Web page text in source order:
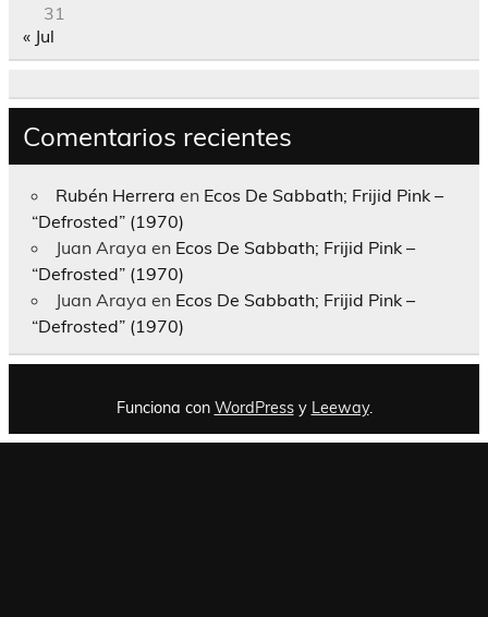
31
« Jul
Comentarios recientes
Rubén Herrera en Ecos De Sabbath; Frijid Pink –
“Defrosted” (1970)
Juan Araya en Ecos De Sabbath; Frijid Pink –
“Defrosted” (1970)
Juan Araya en Ecos De Sabbath; Frijid Pink –
“Defrosted” (1970)
Funciona con WordPressy Leeway.